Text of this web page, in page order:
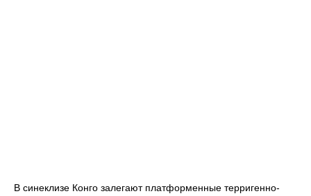
В синеклизе Конго залегают платформенные терригенно-